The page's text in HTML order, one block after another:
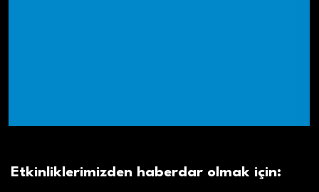
Etkinliklerimizden haberdar olmak için: